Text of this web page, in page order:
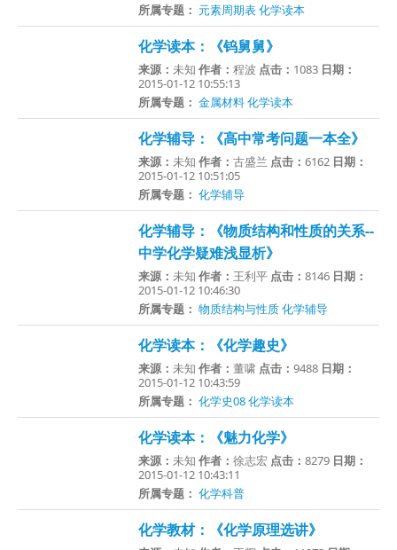
所属专题： 元素周期表化学读本
化学读本：《钨舅舅》
来源：未知作者：程波 点击： 1083 日期：
2015-01-12 10:55:13
所属专题： 金属材料化学读本
化学辅导：《高中常考问题一本全》
来源：未知作者：古盛兰 点击：6162 日期：
2015-01-12 10:51:05
所属专题： 化学辅导
化学辅导：《物质结构和性质的关系--
中学化学疑难浅显析》
来源：未知作者： 王利平 点击：8146 日期：
2015-01-12 10:46:30
所属专题： 物质结构与性质化学辅导
化学读本：《化学趣史》
来源：未知作者：董啸 点击：9488 日期：
2015-01-12 10:43:59
所属专题： 化学史08化学读本
化学读本：《魅力化学》
来源：未知作者：徐志宏 点击：8279 日期：
2015-01-12 10:43:11
所属专题： 化学科普
化学教材：《化学原理选讲》